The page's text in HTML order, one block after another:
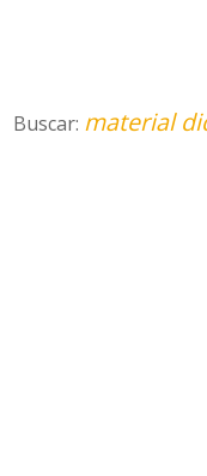
Buscar: material